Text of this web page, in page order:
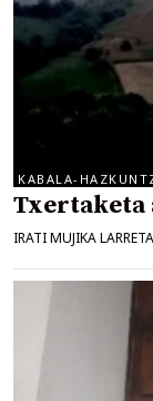
KABALA-
Txertaketa
IRATI MUJIKA LARRETA